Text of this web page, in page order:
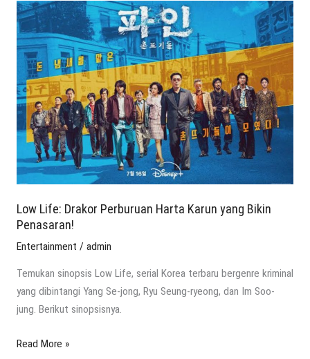
Low Life: Drakor Perburuan Harta Karun yang Bikin
Penasaran!
Entertainment / admin
Temukan sinopsis Low Life, serial Korea terbaru bergenre kriminal
yang dibintangi Yang Se-jong, Ryu Seung-ryeong, dan Im Soo-
jung. Berikut sinopsisnya.
Low
Life:
Drakor
Perburuan
Harta
Karun
yang
Bikin
Penasaran!
Read More »